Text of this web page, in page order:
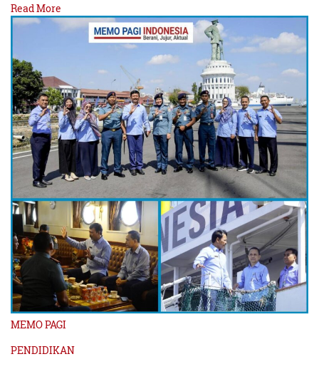
Read More
MEMO PAGI
PENDIDIKAN